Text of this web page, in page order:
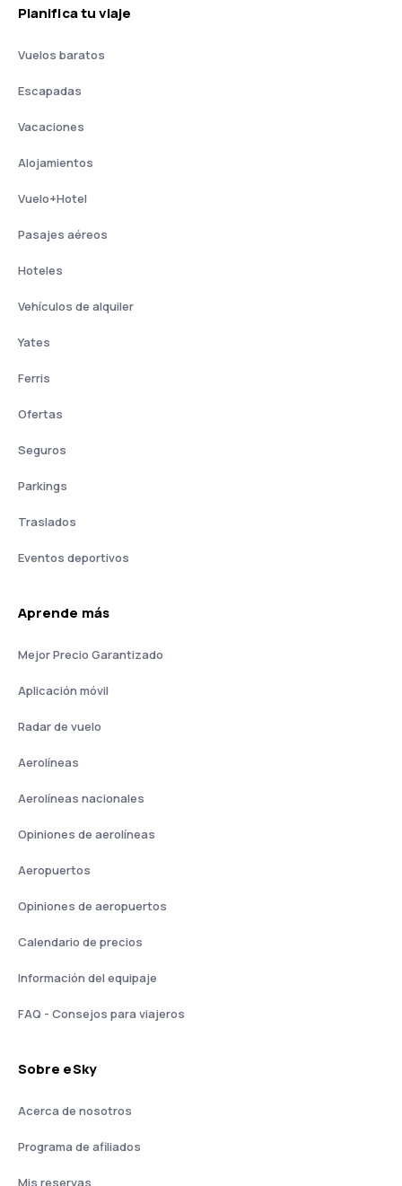
Planifica tu viaje
Vuelos baratos
Escapadas
Vacaciones
Alojamientos
Vuelo+Hotel
Pasajes aéreos
Hoteles
Vehículos de alquiler
Yates
Ferris
Ofertas
Seguros
Parkings
Traslados
Eventos deportivos
Aprende más
Mejor Precio Garantizado
Aplicación móvil
Radar de vuelo
Aerolíneas
Aerolíneas nacionales
Opiniones de aerolíneas
Aeropuertos
Opiniones de aeropuertos
Calendario de precios
Información del equipaje
FAQ - Consejos para viajeros
Sobre eSky
Acerca de nosotros
Programa de afiliados
Mis reservas